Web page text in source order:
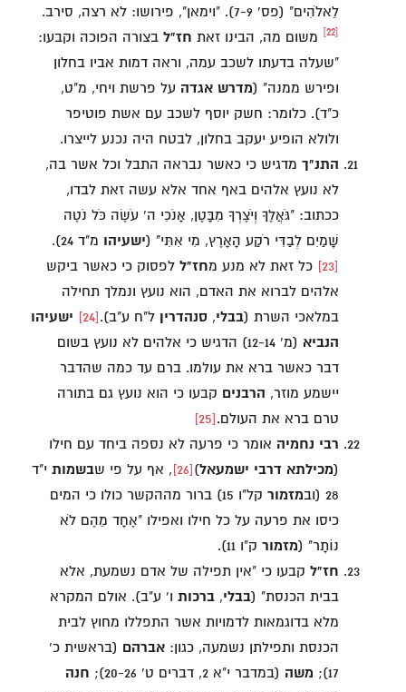
לֵאלֹהִים" (פס' 7-9). "וימאן", פירושו: לא רצה, סירב.
[22] משום מה, הבינו זאת חז"ל בצורה הפוכה וקבעו:
"שעלה בדעתו לשכב עמה, וראה דמות אביו בחלון
ופירש ממנה" (מדרש אגדה על פרשת ויחי, מ"ט,
כ"ד). כלומר: חשק יוסף לשכב עם אשת פוטיפר
ולולא הופיע יעקב בחלון, לבטח היה נכנע לייצרו.
התנ"ך מדגיש כי כאשר נבראה התבל וכל אשר בה,
לא נועץ אלהים באף אחד אלא עשה זאת לבדו,
ככתוב: "גֹּאֲלֶךָ וְיֹצֶרְךָ מִבָּטֶן, אָנֹכִי ה' עֹשֶׂה כֹּל נֹטֶה
שָׁמַיִם לְבַדִּי רֹקַע הָאָרֶץ, מִי אִתִּי" (ישעיהו מ"ד 24).
[23]
כל זאת לא מנע מחז"ל לפסוק כי כאשר ביקש
אלהים לברוא את האדם, הוא נועץ ונמלך תחילה
במלאכי השרת (בבלי, סנהדרין ל"ח ע"ב).[24]
ישעיהו
הנביא
(מ' 12-14) הדגיש כי אלהים לא נועץ בשום
דבר כאשר ברא את עולמו. ברם עד כמה שהדבר
יישמע מוזר, הרבנים קבעו כי הוא נועץ גם בתורה
טרם ברא את העולם.[25]
רבי נחמיה אומר כי פרעה לא נספה ביחד עם חילו
(מכילתא דרבי ישמעאל)
[26] , אף על פי שבשמות י"ד
28 (וב
מזמור
קל"ו 15) ברור מההקשר כולו כי המים
כיסו את פרעה על כל חילו ואפילו "אֶחָד מֵהֶם לֹא
נוֹתָר" (מזמור ק"ו 11).
חז"ל קבעו כי "אין תפילה של אדם נשמעת, אלא
בבית הכנסת" (בבלי, ברכות ו' ע"ב). אולם המקרא
מלא בדוגמאות לדמויות אשר התפללו מחוץ לבית
הכנסת ותפילתן נשמעה, כגון: אברהם (בראשית כ'
17);
משה (במדבר י"א 2, דברים ט' 20-26);
חנה